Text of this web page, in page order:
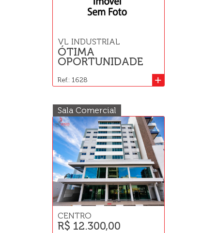
VL INDUSTRIAL
ÓTIMA
OPORTUNIDADE
+
Ref.: 1628
Sala Comercial
CENTRO
R$ 12.300,00